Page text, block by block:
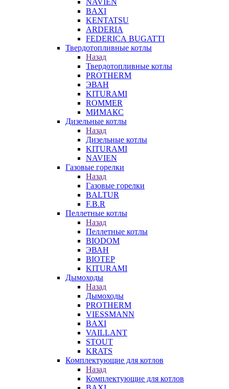
NAVIEN
BAXI
KENTATSU
ARDERIA
FEDERICА BUGATTI
Твердотопливные котлы
Назад
Твердотопливные котлы
PROTHERM
ЭВАН
KITURAMI
ROMMER
МИМАКС
Дизельные котлы
Назад
Дизельные котлы
KITURAMI
NAVIEN
Газовые горелки
Назад
Газовые горелки
BALTUR
F.B.R
Пеллетные котлы
Назад
Пеллетные котлы
BIODOM
ЭВАН
BIOTEP
KITURAMI
Дымоходы
Назад
Дымоходы
PROTHERM
VIESSMANN
BAXI
VAILLANT
STOUT
KRATS
Комплектующие для котлов
Назад
Комплектующие для котлов